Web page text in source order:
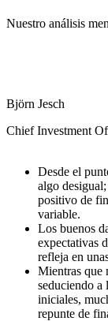
Nuestro análisis
Björn Jesch
Chief Investment
Desde el
algo
positivo de
variable.
Los buenos
expectativas
refleja en
Mientras que
seduciendo a
iniciales,
repunte de